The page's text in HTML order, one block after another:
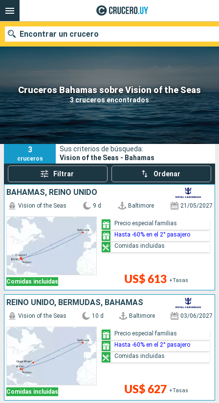
Cruceros Bahamas sobre Vision of the Seas
3 cruceros encontrados
Encontrar un crucero
Nuestros destinos
Fecha de salida
Puertos Compañías
Buscar
3
cruceros
Sus criterios de búsqueda:
Vision of the Seas - Bahamas
Filtrar Ordenar
BAHAMAS, REINO UNIDO
Comidas incluidas
Vision of the Seas 9 d Baltimore 21/05/2027
US$ 613 +Tasas
Precio especial familias
Hasta -60% en el 2° pasajero
Comidas incluidas
REINO UNIDO, BERMUDAS, BAHAMAS
Comidas incluidas
Vision of the Seas 10 d Baltimore 03/06/2027
US$ 627 +Tasas
Precio especial familias
Hasta -60% en el 2° pasajero
Comidas incluidas